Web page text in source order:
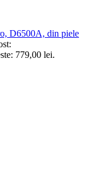
D6500A, din piele
779,00 lei.